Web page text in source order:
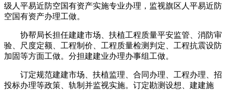
级人平易近防空国有资产实施专业办理，监视旗区人平易近防
空国有资产办理工做。
协帮局长担任建建市场、扶植工程质量平安监管、消防审
验、尺度定额、工程制价、工程质量检测判定、工程抗震设防
加固等方面工做。分担建建业办理办事组工做。
订定规范建建市场、扶植监理、合同办理、工程办理、招
投标办理等政策、轨制并监视实施。订定勘测设想、建建施